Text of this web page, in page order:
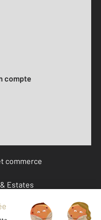
compte
commerce
Estates